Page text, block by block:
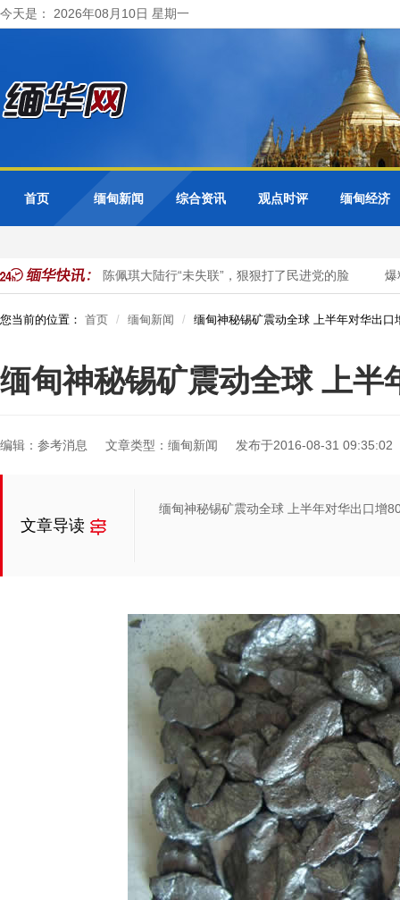
今天是： 2026年08月10日 星期一
首页 缅甸新闻 综合资讯 观点时评 缅甸经济
维为、唐湘龙：陈佩琪大陆行“未失联”，狠狠打了民进党的脸 爆
您当前的位置： 首页 缅甸新闻 缅甸神秘锡矿震动全球 上半年对华出口
缅甸神秘锡矿震动全球 上半
编辑：参考消息 文章类型：缅甸新闻 发布于2016-08-31 09:35:02
文章导读
缅甸神秘锡矿震动全球 上半年对华出口增